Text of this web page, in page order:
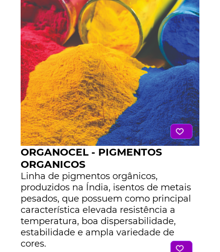
ORGANOCEL - PIGMENTOS
ORGANICOS
Linha de pigmentos orgânicos,
produzidos na Índia, isentos de metais
pesados, que possuem como principal
característica elevada resistência a
temperatura, boa dispersabilidade,
estabilidade e ampla variedade de
cores.